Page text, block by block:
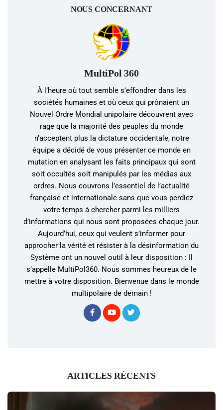
NOUS CONCERNANT
MultiPol 360
À l’heure où tout semble s’effondrer dans les
sociétés humaines et où ceux qui prônaient un
Nouvel Ordre Mondial unipolaire découvrent avec
rage que la majorité des peuples du monde
n’acceptent plus la dictature occidentale, notre
équipe a décidé de vous présenter ce monde en
mutation en analysant les faits principaux qui sont
soit occultés soit manipulés par les médias aux
ordres. Nous couvrons l’essentiel de l’actualité
française et internationale sans que vous perdiez
votre temps à chercher parmi les milliers
d’informations qui nous sont proposées chaque jour.
Aujourd’hui, ceux qui veulent s’informer pour
approcher la vérité et résister à la désinformation du
Système ont un nouvel outil à leur disposition : Il
s’appelle MultiPol360. Nous sommes heureux de le
mettre à votre disposition. Bienvenue dans le monde
multipolaire de demain !
ARTICLES RÉCENTS